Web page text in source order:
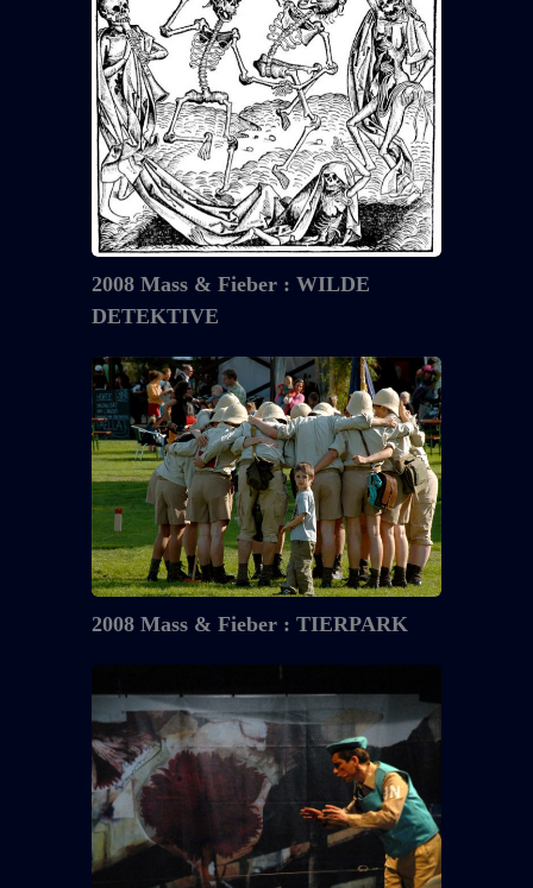
&
Fieber
WILDE
DETEKTIVE
2008 Mass & Fieber : WILDE
DETEKTIVE
2008
Mass
&
Fieber
:
TIERPARK
2008 Mass & Fieber : TIERPARK
&
Fieber
:
DIE
SCHWARZE
KAMMER